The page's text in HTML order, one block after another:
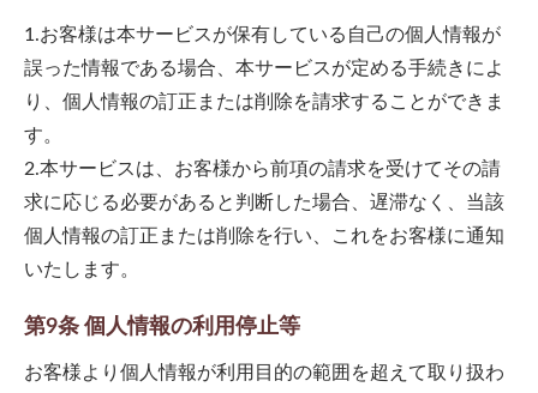
1.お客様は本サービスが保有している自己の個人情報が
誤った情報である場合、本サービスが定める手続きによ
り、個人情報の訂正または削除を請求することができま
す。
2.本サービスは、お客様から前項の請求を受けてその請
求に応じる必要があると判断した場合、遅滞なく、当該
個人情報の訂正または削除を行い、これをお客様に通知
いたします。
第9条 個人情報の利用停止等
お客様より個人情報が利用目的の範囲を超えて取り扱わ